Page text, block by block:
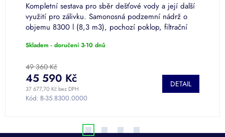
Kompletní sestava pro sběr dešťové vody a její další
využití pro zálivku. Samonosná podzemní nádrž o
objemu 8300 l (8,3 m3), pochozí poklop, filtrační
Skladem - doručení 3-10 dnů
49 360 Kč
37 677,70 Kč bez DPH
45 590 Kč DETAIL
Kód: B-35.8300.0000